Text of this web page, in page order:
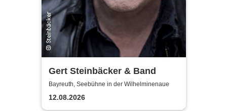
Gert Steinbäcker & Band
Bayreuth, Seebühne in der Wilhelminenaue
12.08.2026